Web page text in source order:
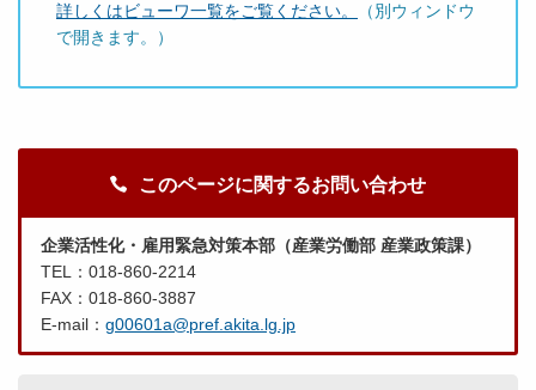
詳しくはビューワ一覧をご覧ください。
（別ウィンドウ
で開きます。）
このページに関するお問い合わせ
企業活性化・雇用緊急対策本部（産業労働部 産業政策課）
TEL：018-860-2214
FAX：018-860-3887
E-mail： g00601a@pref.akita.lg.jp